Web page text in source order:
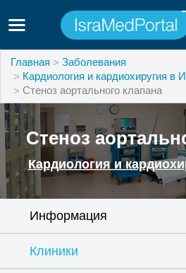
Главная
Заболевания
Кардиология и кардиохиругия в
Стеноз аортального клапана
Стеноз
Кардиология и
Информация
Клиники